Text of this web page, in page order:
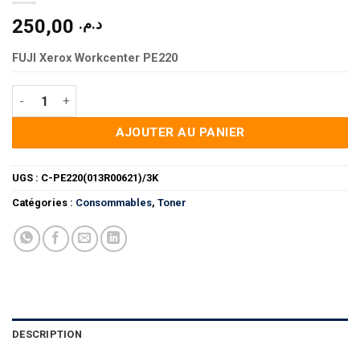
د.م.
FUJI Xerox Workcenter PE220
quantité de TONER C-PE220(013R00621)/3K
AJOUTER AU PANIER
UGS : C-PE220(013R00621)/3K
Catégories : Consommables, Toner
DESCRIPTION